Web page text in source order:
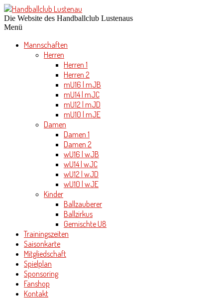
Die Website des Handballclub Lustenaus
Menü
Mannschaften
Herren
Herren 1
Herren 2
mU16 | mJB
mU14 | mJC
mU12 | mJD
mU10 | mJE
Damen
Damen 1
Damen 2
wU16 | wJB
wU14 | wJC
wU12 | wJD
wU10 | wJE
Kinder
Ballzauberer
Ballzirkus
Gemischte U8
Trainingszeiten
Saisonkarte
Mitgliedschaft
Spielplan
Sponsoring
Fanshop
Kontakt